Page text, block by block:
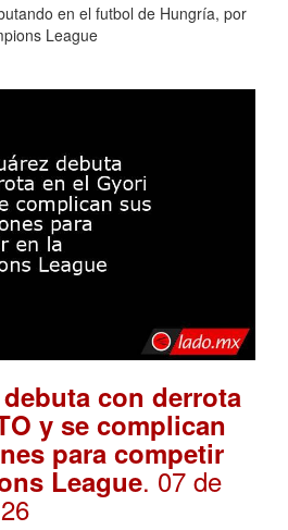
en el futbol de Hungría, por
League
con derrota
y se complican
para competir
League. 07 de